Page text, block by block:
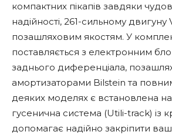
компактних пікапів завдяки
надійності, 261-сильному
позашляховим якостям. У
поставляється з електронним
заднього диференціала,
амортизаторами Bilstein та
деяких моделях є встановлена
гусенична система (Utili-track) із
допомагає надійно закріпити